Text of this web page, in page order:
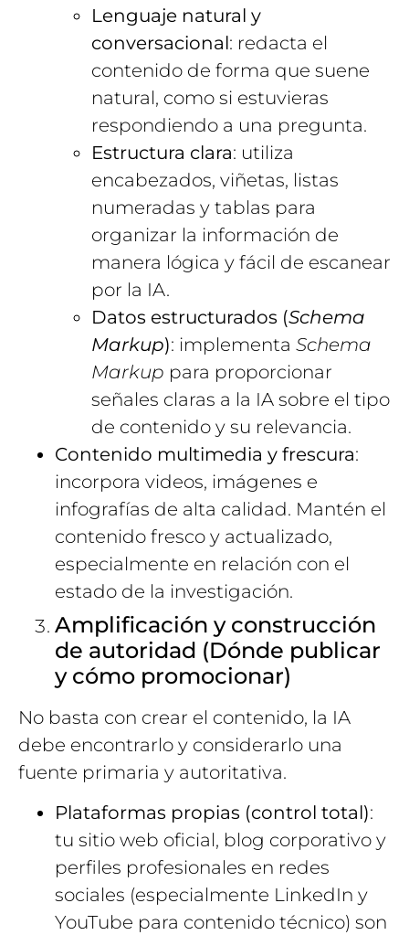
Lenguaje natural y
conversacional: redacta el
contenido de forma que suene
natural, como si estuvieras
respondiendo a una pregunta.
Estructura clara: utiliza
encabezados, viñetas, listas
numeradas y tablas para
organizar la información de
manera lógica y fácil de escanear
por la IA.
Datos estructurados (Schema
Markup): implementa Schema
Markup para proporcionar
señales claras a la IA sobre el tipo
de contenido y su relevancia.
Contenido multimedia y frescura:
incorpora videos, imágenes e
infografías de alta calidad. Mantén el
contenido fresco y actualizado,
especialmente en relación con el
estado de la investigación.
Amplificación y construcción
de autoridad (Dónde publicar
y cómo promocionar)
No basta con crear el contenido, la IA
debe encontrarlo y considerarlo una
fuente primaria y autoritativa.
Plataformas propias (control total):
tu sitio web oficial, blog corporativo y
perfiles profesionales en redes
sociales (especialmente LinkedIn y
YouTube para contenido técnico) son